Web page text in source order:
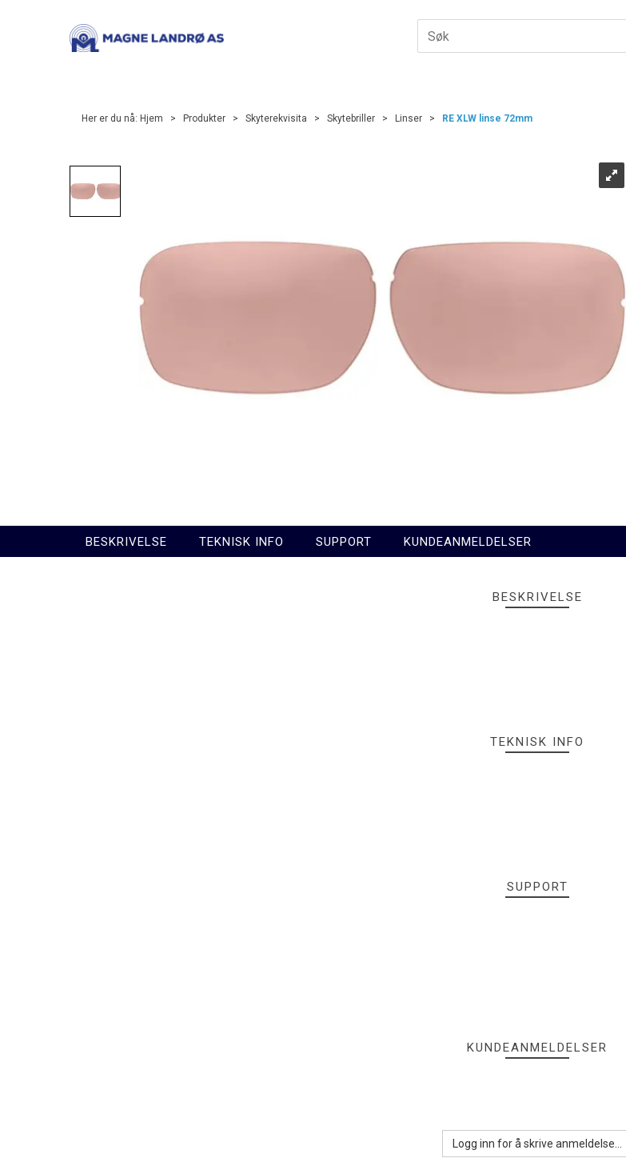
Her er du nå: Hjem > Produkter > Skyterekvisita > Skytebriller > Linser > RE XLW linse 72mm
BESKRIVELSE TEKNISK INFO SUPPORT KUNDEANMELDELSER
BESKRIVELSE
TEKNISK INFO
SUPPORT
KUNDEANMELDELSER
Logg inn for å skrive anmeldelse...